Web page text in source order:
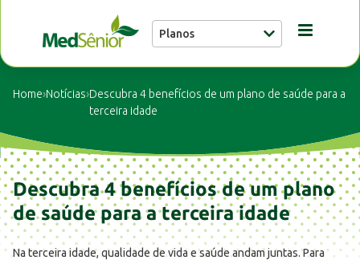
Planos
Unidades
Notícias
Home›Notícias›Descubra 4 benefícios de um plano de saúde para a
terceira idade
Descubra 4 benefícios de um plano
de saúde para a terceira idade
Na terceira idade, qualidade de vida e saúde andam juntas. Para